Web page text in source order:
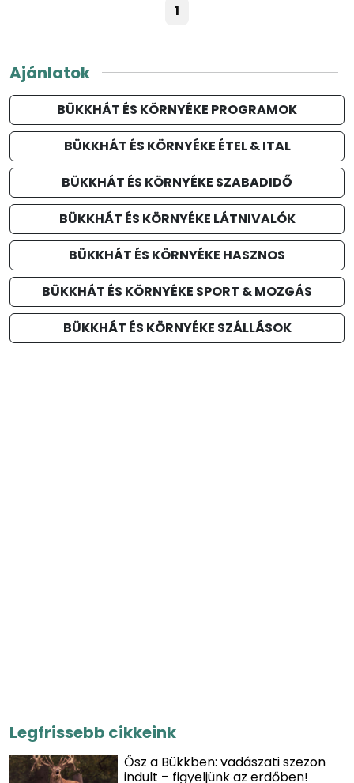
1
Ajánlatok
BÜKKHÁT ÉS KÖRNYÉKE PROGRAMOK
BÜKKHÁT ÉS KÖRNYÉKE ÉTEL & ITAL
BÜKKHÁT ÉS KÖRNYÉKE SZABADIDŐ
BÜKKHÁT ÉS KÖRNYÉKE LÁTNIVALÓK
BÜKKHÁT ÉS KÖRNYÉKE HASZNOS
BÜKKHÁT ÉS KÖRNYÉKE SPORT & MOZGÁS
BÜKKHÁT ÉS KÖRNYÉKE SZÁLLÁSOK
Legfrissebb cikkeink
Ősz a Bükkben: vadászati szezon
indult – figyeljünk az erdőben!